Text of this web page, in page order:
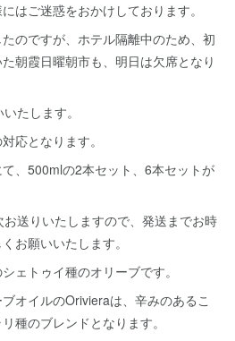
はご迷惑をおかけしております。
のですが、ホテル隔離中のため、初
朝霞日曜朝市も、明日は欠席となり
たします。
応となります。
、500mlの2本セット、6本セットが
送りいたしますので、発送までお時
お願いいたします。
ェトゥイ種のオリーブです。
オイルのOrivieraは、辛みのあるこ
種のブレンドとなります。